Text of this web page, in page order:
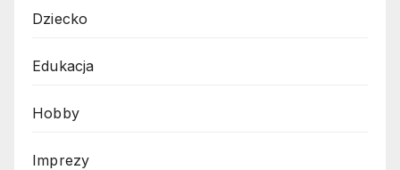
Dziecko
Edukacja
Hobby
Imprezy